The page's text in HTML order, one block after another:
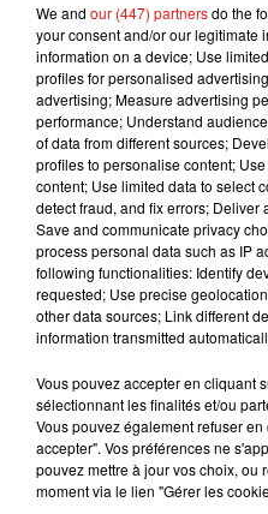
Publié : 22 décembre
Mundo Latino
We and our (447) partnersdo the
your consent and/or our legitimate
information on a device; Use
profiles for personalised
advertising; Measure advertising
performance; Understand
of data from different sources;
profiles to personalise content;
content; Use limited data to select
detect fraud, and fix errors;
Save and communicate privacy
process personal data such as IP
following functionalities: Identify
requested; Use precise
other data sources; Link different
information transmitted
Vous pouvez accepter en cliquant
sélectionnant les finalités et/ou
Vous pouvez également refuser
accepter". Vos préférences ne
pouvez mettre à jour vos choix, ou
moment via le lien "Gérer les